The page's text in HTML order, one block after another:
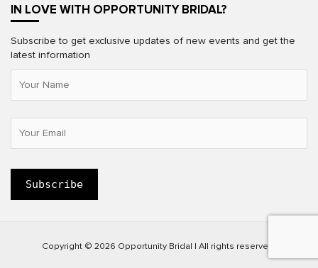
IN LOVE WITH OPPORTUNITY BRIDAL?
Subscribe to get exclusive updates of new events and get the
latest information
Copyright © 2026 Opportunity Bridal | All rights reserved.